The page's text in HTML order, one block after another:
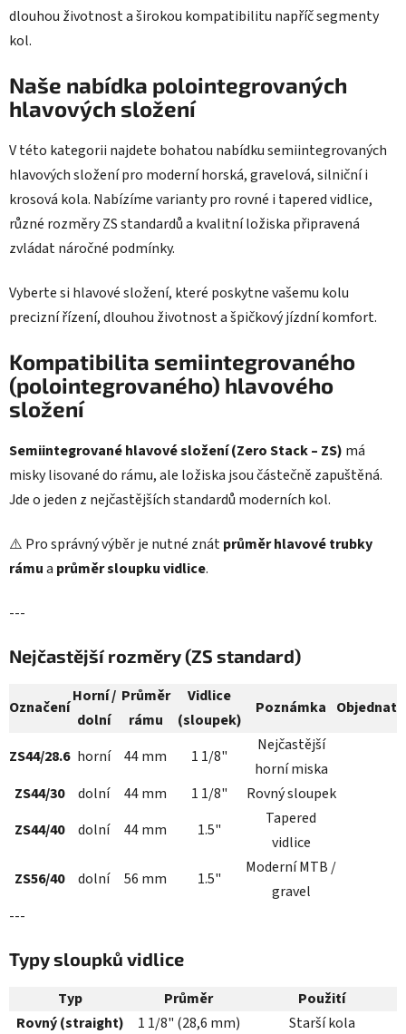
dlouhou životnost a širokou kompatibilitu napříč segmenty
kol.
Naše nabídka polointegrovaných
hlavových složení
V této kategorii najdete bohatou nabídku semiintegrovaných
hlavových složení pro moderní horská, gravelová, silniční i
krosová kola. Nabízíme varianty pro rovné i tapered vidlice,
různé rozměry ZS standardů a kvalitní ložiska připravená
zvládat náročné podmínky.
Vyberte si hlavové složení, které poskytne vašemu kolu
precizní řízení, dlouhou životnost a špičkový jízdní komfort.
Kompatibilita semiintegrovaného
(polointegrovaného) hlavového
složení
Semiintegrované hlavové složení (Zero Stack – ZS) má
misky lisované do rámu, ale ložiska jsou částečně zapuštěná.
Jde o jeden z nejčastějších standardů moderních kol.
⚠️ Pro správný výběr je nutné znátprůměr hlavové trubky
rámua průměr sloupku vidlice.
---
Nejčastější rozměry (ZS standard)
Označení
Horní /
dolní
Průměr
rámu
Vidlice
(sloupek)
Poznámka Objednat
ZS44/28.6 horní 44 mm 1 1/8"
Nejčastější
horní miska
ZS44/30
dolní 44 mm 1 1/8"
Rovný sloupek
ZS44/40
dolní 44 mm 1.5"
Tapered
vidlice
ZS56/40
dolní 56 mm 1.5"
Moderní MTB /
gravel
---
Typy sloupků vidlice
Typ Průměr
Použití
Rovný (straight)
1 1/8" (28,6 mm)
Starší kola